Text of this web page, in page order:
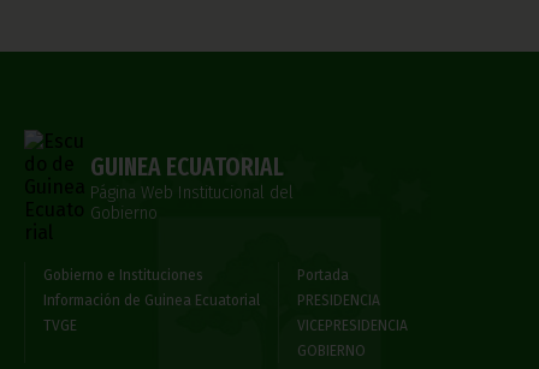
GUINEA ECUATORIAL
Página Web Institucional del
Gobierno
Gobierno e Instituciones
Información de Guinea Ecuatorial
TVGE
Portada
PRESIDENCIA
VICEPRESIDENCIA
GOBIERNO